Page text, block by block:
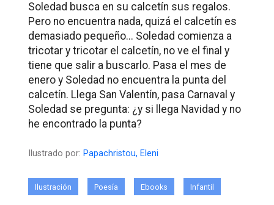
Soledad busca en su calcetín sus regalos.
Pero no encuentra nada, quizá el calcetín es
demasiado pequeño... Soledad comienza a
tricotar y tricotar el calcetín, no ve el final y
tiene que salir a buscarlo. Pasa el mes de
enero y Soledad no encuentra la punta del
calcetín. Llega San Valentín, pasa Carnaval y
Soledad se pregunta: ¿y si llega Navidad y no
he encontrado la punta?
Ilustrado por: Papachristou, Eleni
Ilustración Poesía Ebooks Infantil